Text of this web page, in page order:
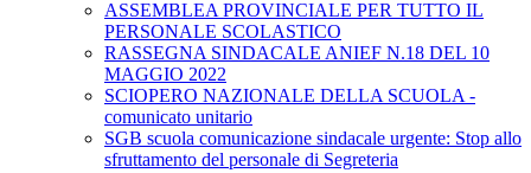
ASSEMBLEA PROVINCIALE PER TUTTO IL
PERSONALE SCOLASTICO
RASSEGNA SINDACALE ANIEF N.18 DEL 10
MAGGIO 2022
SCIOPERO NAZIONALE DELLA SCUOLA -
comunicato unitario
SGB scuola comunicazione sindacale urgente: Stop allo
sfruttamento del personale di Segreteria